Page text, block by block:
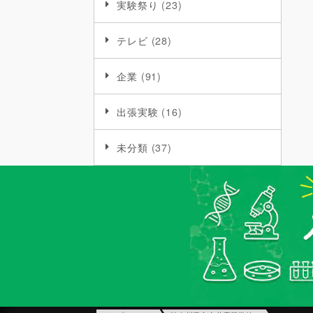
実験祭り (23)
テレビ (28)
企業 (91)
出張実験 (16)
未分類 (37)